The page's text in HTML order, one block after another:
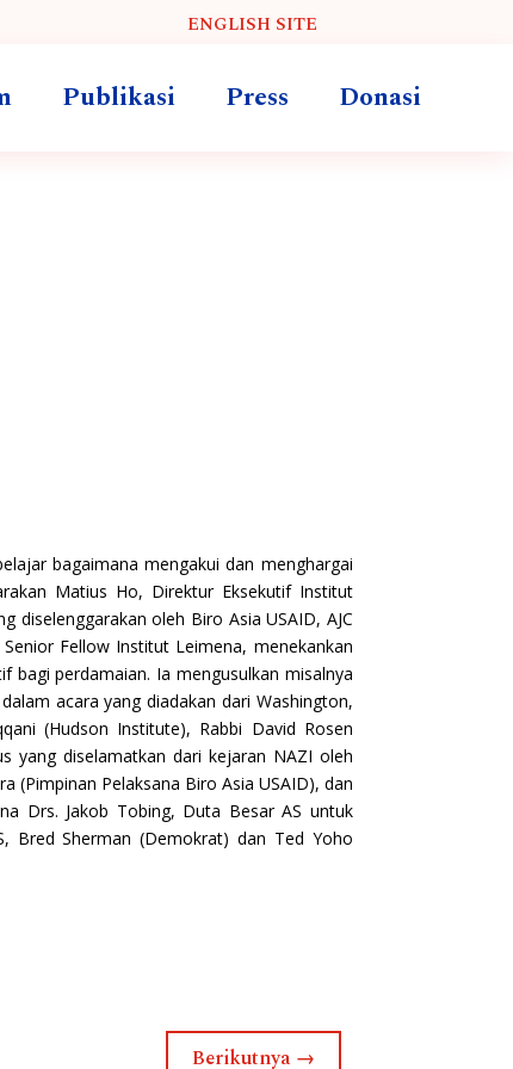
ENGLISH SITE
Publikasi Press Donasi
bagaimana mengakui dan menghargai
Matius Ho, Direktur Eksekutif Institut
diselenggarakan oleh Biro Asia USAID, AJC
Fellow Institut Leimena, menekankan
perdamaian. Ia mengusulkan misalnya
acara yang diadakan dari Washington,
(Hudson Institute), Rabbi David Rosen
yang diselamatkan dari kejaran NAZI oleh
(Pimpinan Pelaksana Biro Asia USAID), dan
Drs. Jakob Tobing, Duta Besar AS untuk
Bred Sherman (Demokrat) dan Ted Yoho
Berikutnya→